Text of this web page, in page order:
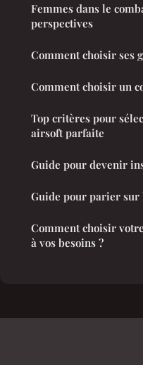
Femmes dans le
perspectives
Comment choisir ses
Comment choisir un
Top critères pour
airsoft parfaite
Guide pour devenir
Guide pour parier sur
Comment choisir
à vos besoins ?